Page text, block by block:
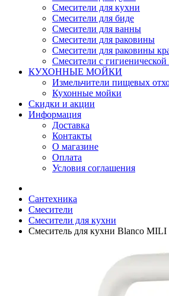
Смесители для кухни
Смесители для биде
Смесители для ванны
Смесители для раковины
Смесители для раковины
Смесители с гигиенической
КУХОННЫЕ МОЙКИ
Измельчители пищевых
Кухонные мойки
Скидки и акции
Информация
Доставка
Контакты
О магазине
Оплата
Условия соглашения
Сантехника
Смесители
Смесители для кухни
Смеситель для кухни Blanco